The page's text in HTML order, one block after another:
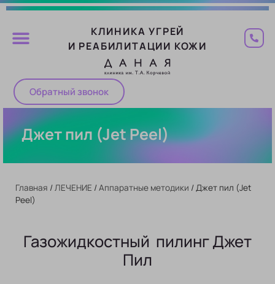
КЛИНИКА УГРЕЙ
И РЕАБИЛИТАЦИИ КОЖИ
Обратный звонок
Джет пил (Jet Peel)
Главная / ЛЕЧЕНИЕ /Аппаратные методики / Джет пил (Jet
Peel)
Газожидкостный пилинг Джет
Пил